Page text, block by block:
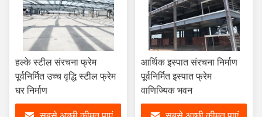
हल्के स्टील संरचना फ्रेम
पूर्वनिर्मित उच्च वृद्धि स्टील फ्रेम
घर निर्माण
आर्थिक इस्पात संरचना निर्माण
पूर्वनिर्मित इस्पात फ्रेम
वाणिज्यिक भवन